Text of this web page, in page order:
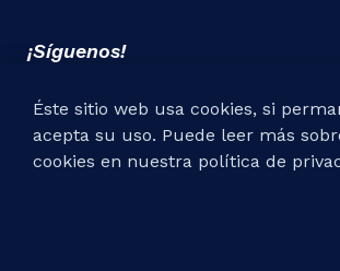
¡Síguenos!
Éste sitio web usa cookies, si
acepta su uso. Puede leer más
cookies en nuestra política de